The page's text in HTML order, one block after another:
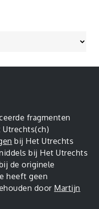
fragmenten
bij Het Utrechts
bij Het Utrechts
de originele
heeft geen
door Martijn